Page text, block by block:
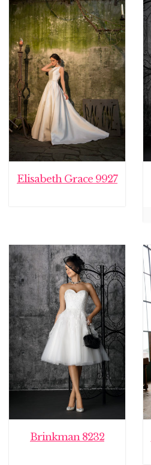
Elisabeth Grace 9927
Brinkman 8232